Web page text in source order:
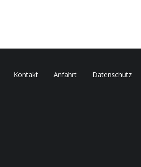
Kontakt Anfahrt Datenschutz